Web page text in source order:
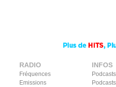
RADIO
Fréquences
Emissions
INFOS